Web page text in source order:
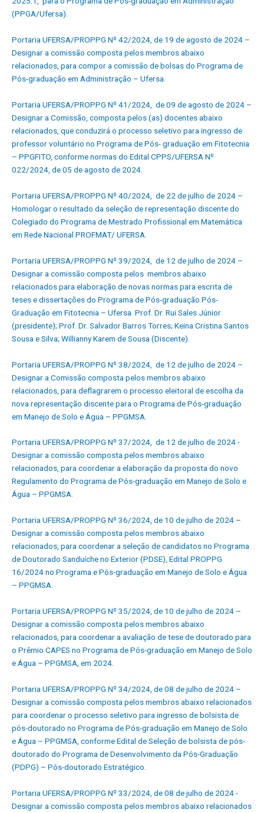
(PPGA/Ufersa).
Portaria UFERSA/PROPPG Nº 42/2024, de 19 de agosto de 2024 –
Designar a comissão composta pelos membros abaixo
relacionados, para compor a comissão de bolsas do Programa de
Pós-graduação em Administração – Ufersa.
Portaria UFERSA/PROPPG Nº 41/2024, de 09 de agosto de 2024 –
Designar a Comissão, composta pelos (as) docentes abaixo
relacionados, que conduzirá o processo seletivo para ingresso de
professor voluntário no Programa de Pós- graduação em Fitotecnia
– PPGFITO, conforme normas do Edital CPPS/UFERSA Nº
022/2024, de 05 de agosto de 2024.
Portaria UFERSA/PROPPG Nº 40/2024, de 22 de julho de 2024 –
Homologar o resultado da seleção de representação discente do
Colegiado do Programa de Mestrado Profissional em Matemática
em Rede Nacional PROFMAT/ UFERSA.
Portaria UFERSA/PROPPG Nº 39/2024, de 12 de julho de 2024 –
Designar a comissão composta pelos membros abaixo
relacionados para elaboração de novas normas para escrita de
teses e dissertações do Programa de Pós-graduação Pós-
Graduação em Fitotecnia – Ufersa. Prof. Dr. Rui Sales Júnior
(presidente); Prof. Dr. Salvador Barros Torres; Keina Cristina Santos
Sousa e Silva; Willianny Karem de Sousa (Discente).
Portaria UFERSA/PROPPG Nº 38/2024, de 12 de julho de 2024 –
Designar a Comissão composta pelos membros abaixo
relacionados, para deflagrarem o processo eleitoral de escolha da
nova representação discente para o Programa de Pós-graduação
em Manejo de Solo e Água – PPGMSA.
Portaria UFERSA/PROPPG Nº 37/2024, de 12 de julho de 2024 -
Designar a comissão composta pelos membros abaixo
relacionados, para coordenar a elaboração da proposta do novo
Regulamento do Programa de Pós-graduação em Manejo de Solo e
Água – PPGMSA.
Portaria UFERSA/PROPPG Nº 36/2024, de 10 de julho de 2024 –
Designar a comissão composta pelos membros abaixo
relacionados, para coordenar a seleção de candidatos no Programa
de Doutorado Sanduíche no Exterior (PDSE), Edital PROPPG
16/2024 no Programa e Pós-graduação em Manejo de Solo e Água
– PPGMSA.
Portaria UFERSA/PROPPG Nº 35/2024, de 10 de julho de 2024 –
Designar a comissão composta pelos membros abaixo
relacionados, para coordenar a avaliação de tese de doutorado para
o Prêmio CAPES no Programa de Pós-graduação em Manejo de Solo
e Água – PPGMSA, em 2024.
Portaria UFERSA/PROPPG Nº 34/2024, de 08 de julho de 2024 –
Designar a comissão composta pelos membros abaixo relacionados
para coordenar o processo seletivo para ingresso de bolsista de
pós-doutorado no Programa de Pós-graduação em Manejo de Solo
e Água – PPGMSA, conforme Edital de Seleção de bolsista de pós-
doutorado do Programa de Desenvolvimento da Pós-Graduação
(PDPG) – Pós-doutorado Estratégico.
Portaria UFERSA/PROPPG Nº 33/2024, de 08 de julho de 2024 -
Designar a comissão composta pelos membros abaixo relacionados